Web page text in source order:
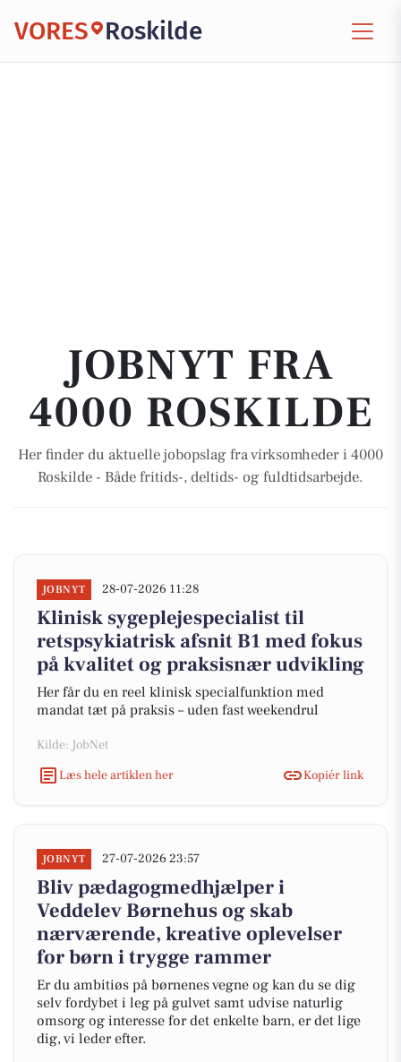
VORES Roskilde
JOBNYT FRA
4000 ROSKILDE
Her finder du aktuelle jobopslag fra virksomheder i 4000
Roskilde - Både fritids-, deltids- og fuldtidsarbejde.
JOBNYT 28-07-2026 11:28
Klinisk sygeplejespecialist til
retspsykiatrisk afsnit B1 med fokus
på kvalitet og praksisnær udvikling
Her får du en reel klinisk specialfunktion med
mandat tæt på praksis – uden fast weekendrul
Kilde: JobNet
Læs hele artiklen her
Kopiér link
JOBNYT 27-07-2026 23:57
Bliv pædagogmedhjælper i
Veddelev Børnehus og skab
nærværende, kreative oplevelser
for børn i trygge rammer
Er du ambitiøs på børnenes vegne og kan du se dig
selv fordybet i leg på gulvet samt udvise naturlig
omsorg og interesse for det enkelte barn, er det lige
dig, vi leder efter.